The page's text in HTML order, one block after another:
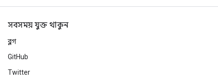
সবসময় যুক্ত থাকুন
ব্লগ
GitHub
Twitter